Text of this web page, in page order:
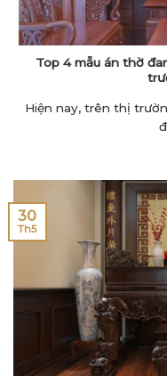
Top 4 mẫu án thờ
Hiện nay, trên thị
30
Th5